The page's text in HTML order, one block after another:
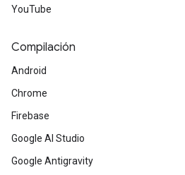
YouTube
Compilación
Android
Chrome
Firebase
Google AI Studio
Google Antigravity